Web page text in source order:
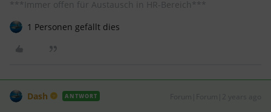
***Immer offen für Austausch in HR-Bereich***
1 Personen gefällt dies
Dash ANTWORT